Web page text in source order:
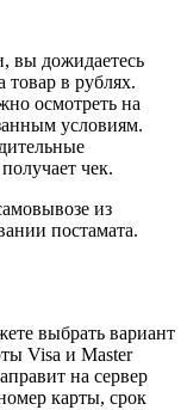
вы дожидаетесь
товар в рублях.
осмотреть на
условиям.
чек.
из
постамата.
выбрать вариант
Visa и Master
на сервер
карты, срок